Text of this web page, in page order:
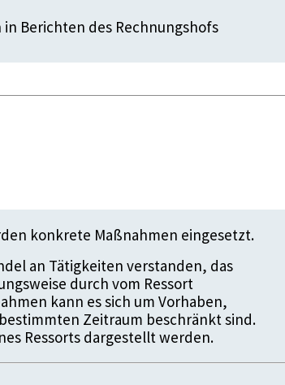
Berichten des Rechnungshofs
konkrete Maßnahmen eingesetzt.
an Tätigkeiten verstanden, das
durch vom Ressort
kann es sich um Vorhaben,
Zeitraum beschränkt sind.
Ressorts dargestellt werden.